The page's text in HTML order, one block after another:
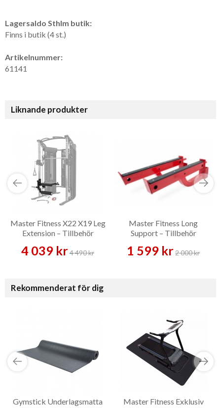
Lagersaldo Sthlm butik:
Finns i butik (4 st.)
Artikelnummer:
61141
Liknande produkter
Master Fitness X22 X19 Leg
Extension – Tillbehör
4 039 kr4 490 kr
Master Fitness Long
Support – Tillbehör
1 599 kr2 000 kr
Rekommenderat för dig
Gymstick Underlagsmatta
Master Fitness Exklusiv